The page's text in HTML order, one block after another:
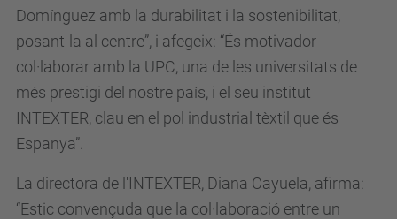
Domínguez amb la durabilitat i la sostenibilitat,
posant-la al centre”, i afegeix: “És motivador
col·laborar amb la UPC, una de les universitats de
més prestigi del nostre país, i el seu institut
INTEXTER, clau en el pol industrial tèxtil que és
Espanya”.
La directora de l'INTEXTER, Diana Cayuela, afirma:
“Estic convençuda que la col·laboració entre un